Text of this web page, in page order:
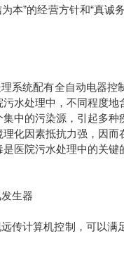
本”的经营方针和“真诚
理系统配有全自动电器
水处理中，不同程度
中的污染源，引起多
化因素抵抗力强，因
医院污水处理中的关键
生器
传计算机控制，可以